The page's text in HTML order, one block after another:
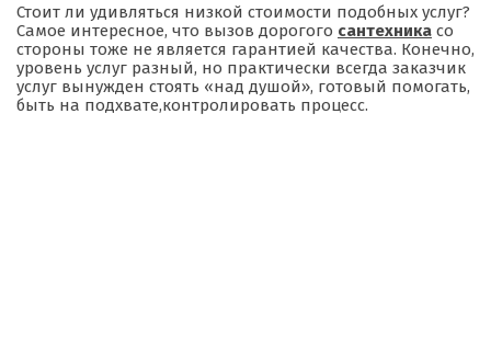
Стоит ли удивляться низкой стоимости подобных услуг?
Самое интересное, что вызов дорогого сантехника со
стороны тоже не является гарантией качества. Конечно,
уровень услуг разный, но практически всегда заказчик
услуг вынужден стоять «над душой», готовый помогать,
быть на подхвате,контролировать процесс.